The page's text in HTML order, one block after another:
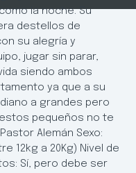
la noche. Su
destellos de
su alegría y
jugar sin parar,
siendo ambos
ya que a su
a grandes pero
pequeños no te
Alemán Sexo:
12kg a 20Kg) Nivel de
Sí, pero debe ser